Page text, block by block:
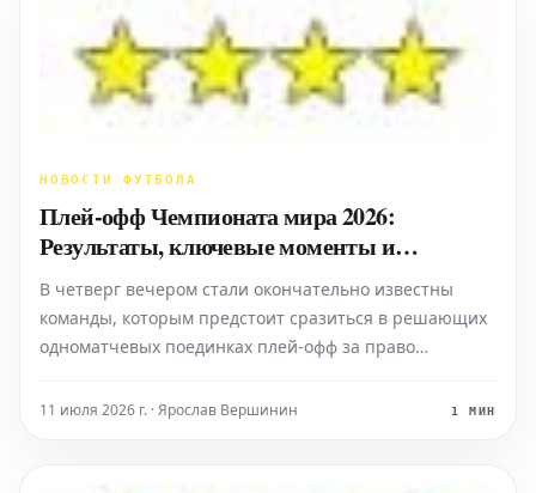
НОВОСТИ ФУТБОЛА
Плей-офф Чемпионата мира 2026:
Результаты, ключевые моменты и
подтвержденные финальные пары
В четверг вечером стали окончательно известны
команды, которым предстоит сразиться в решающих
одноматчевых поединках плей-офф за право
предшествовала серия захватывающих
11 июля 2026 г. · Ярослав Вершинин 1 МИН